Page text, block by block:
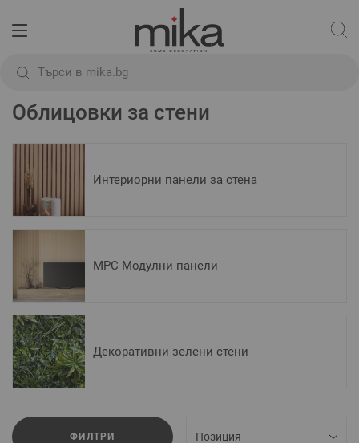
Начало За стената
Облицовки за стени
Интериорни панели за стена
MPC Модулни панели
Декоративни зелени стени
ФИЛТРИ